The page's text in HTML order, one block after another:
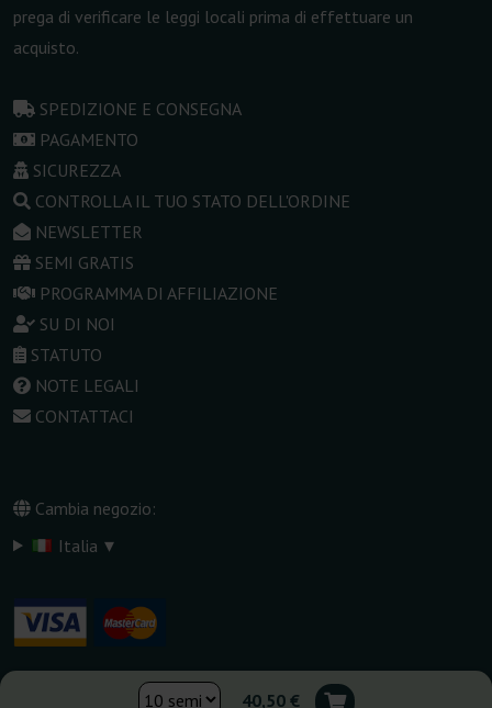
40,50 €
prega di verificare le leggi locali prima di effettuare un
acquisto.
SPEDIZIONE E CONSEGNA
PAGAMENTO
SICUREZZA
CONTROLLA IL TUO STATO DELL'ORDINE
NEWSLETTER
SEMI GRATIS
PROGRAMMA DI AFFILIAZIONE
SU DI NOI
STATUTO
NOTE LEGALI
CONTATTACI
Cambia negozio:
Italia ▾